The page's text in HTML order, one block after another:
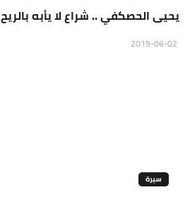
يحيى الحصكفي .. شراع لا يأبه بالريح
سيرة